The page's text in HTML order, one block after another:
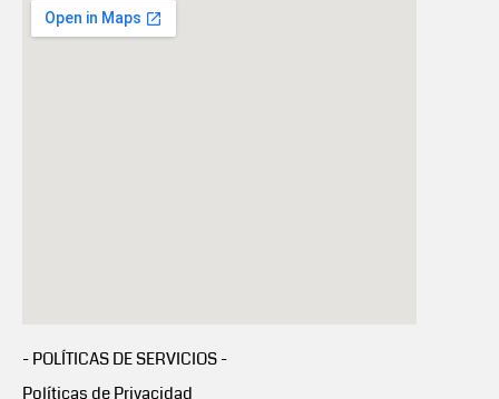
- POLÍTICAS DE SERVICIOS -
Políticas de Privacidad